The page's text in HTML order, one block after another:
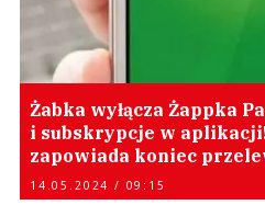
Żabka wyłącza Żappka
i subskrypcje w
zapowiada koniec
14.05.2024 / 09:15